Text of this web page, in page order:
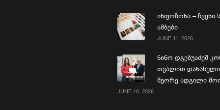
ინფოზონა – ჩვენი
ამბები
JUNE 11, 2026
ნინო დგებუაძემ
თვალით დანახული
მეორე ადგილი
JUNE 10, 2026